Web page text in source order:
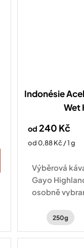
Indonésie
Wet
od 240 Kč
Měrná
od 0,88 Kč / 1 g
Výběrová
Gayo
osobně
250g